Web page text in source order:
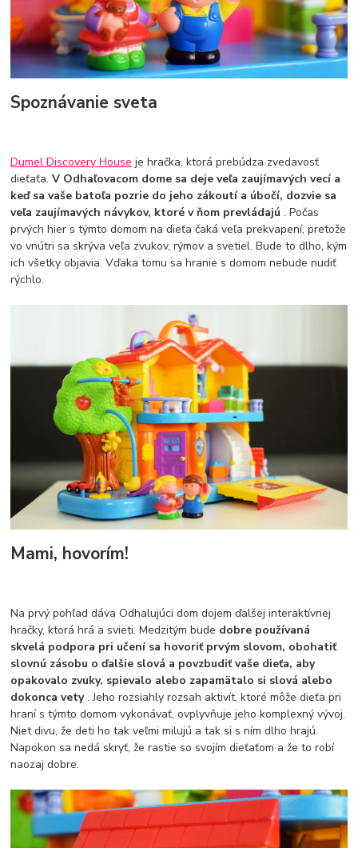
Spoznávanie sveta
Dumel Discovery House je hračka, ktorá prebúdza zvedavosť
dieťaťa.V Odhaľovacom dome sa deje veľa zaujímavých vecí a
keď sa vaše batoľa pozrie do jeho zákoutí a úbočí, dozvie sa
veľa zaujímavých návykov, ktoré v ňom prevládajú. Počas
prvých hier s týmto domom na dieťa čaká veľa prekvapení, pretože
vo vnútri sa skrýva veľa zvukov, rýmov a svetiel. Bude to dlho, kým
ich všetky objavia. Vďaka tomu sa hranie s domom nebude nudiť
rýchlo.
Mami, hovorím!
Na prvý pohľad dáva Odhalujúci dom dojem ďalšej interaktívnej
hračky, ktorá hrá a svieti. Medzitým bude dobre používaná
skvelá podpora pri učení sa hovoriť prvým slovom, obohatiť
slovnú zásobu o ďalšie slová a povzbudiť vaše dieťa, aby
opakovalo zvuky, spievalo alebo zapamätalo si slová alebo
dokonca vety. Jeho rozsiahly rozsah aktivít, ktoré môže dieťa pri
hraní s týmto domom vykonávať, ovplyvňuje jeho komplexný vývoj.
Niet divu, že deti ho tak veľmi milujú a tak si s ním dlho hrajú.
Napokon sa nedá skryť, že rastie so svojím dieťaťom a že to robí
naozaj dobre.